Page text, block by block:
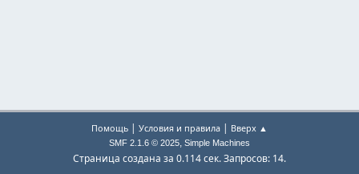
Помощь | Условия и правила | Вверх ▲
SMF 2.1.6 © 2025, Simple Machines
Страница создана за 0.114 сек. Запросов: 14.